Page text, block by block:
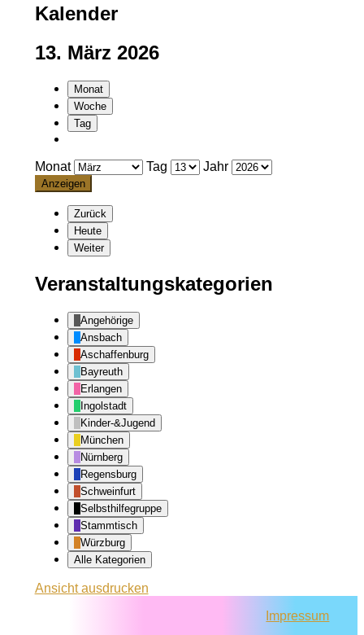
Kalender
13. März 2026
Monat
Woche
Tag
Monat Tag Jahr
Zurück
Heute
Weiter
Veranstaltungskategorien
Angehörige
Ansbach
Aschaffenburg
Bayreuth
Erlangen
Ingolstadt
Kinder-&Jugend
München
Nürnberg
Regensburg
Schweinfurt
Selbsthilfegruppe
Stammtisch
Würzburg
Alle Kategorien
Ansichtausdrucken
Impressum